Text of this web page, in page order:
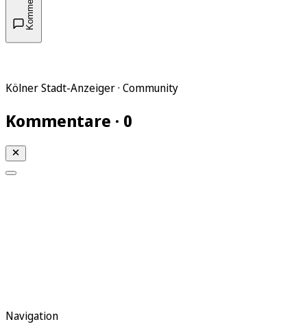
Kölner Stadt-Anzeiger · Community
Kommentare · 0
Navigation